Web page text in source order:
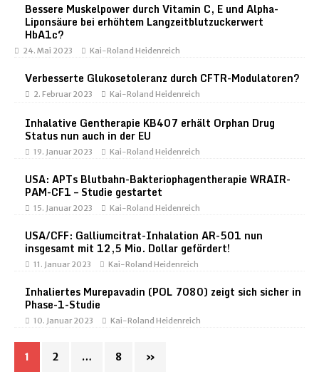
Bessere Muskelpower durch Vitamin C, E und Alpha-
Liponsäure bei erhöhtem Langzeitblutzuckerwert
HbA1c?
24. Mai 2023 Kai-Roland Heidenreich
Verbesserte Glukosetoleranz durch CFTR-Modulatoren?
2. Februar 2023 Kai-Roland Heidenreich
Inhalative Gentherapie KB407 erhält Orphan Drug
Status nun auch in der EU
19. Januar 2023 Kai-Roland Heidenreich
USA: APTs Blutbahn-Bakteriophagentherapie WRAIR-
PAM-CF1 – Studie gestartet
15. Januar 2023 Kai-Roland Heidenreich
USA/CFF: Galliumcitrat-Inhalation AR-501 nun
insgesamt mit 12,5 Mio. Dollar gefördert!
11. Januar 2023 Kai-Roland Heidenreich
Inhaliertes Murepavadin (POL 7080) zeigt sich sicher in
Phase-1-Studie
10. Januar 2023 Kai-Roland Heidenreich
1 2 … 8 »